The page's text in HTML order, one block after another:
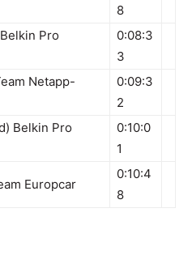
8
Pro
0:08:3
3
Netapp-
0:09:3
2
Belkin Pro
0:10:0
1
Europcar
0:10:4
8